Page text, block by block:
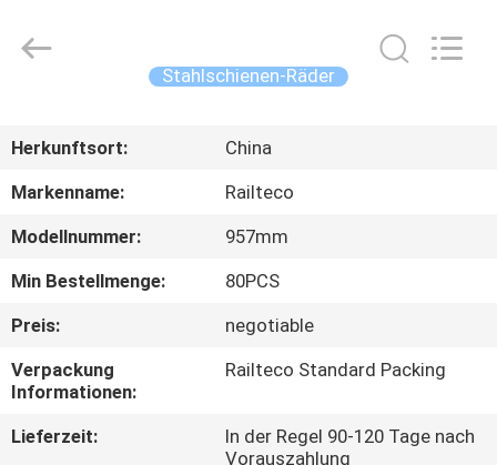
PRODUKTE
UNS
FABRIK-
AUSFLUG
Ltd..
Stahlschienen-Räder
Herkunftsort:
China
Markenname:
Railteco
Modellnummer:
957mm
Min Bestellmenge:
80PCS
Preis:
negotiable
Verpackung
Informationen:
Railteco Standard Packing
Lieferzeit:
In der Regel 90-120 Tage nach
Vorauszahlung